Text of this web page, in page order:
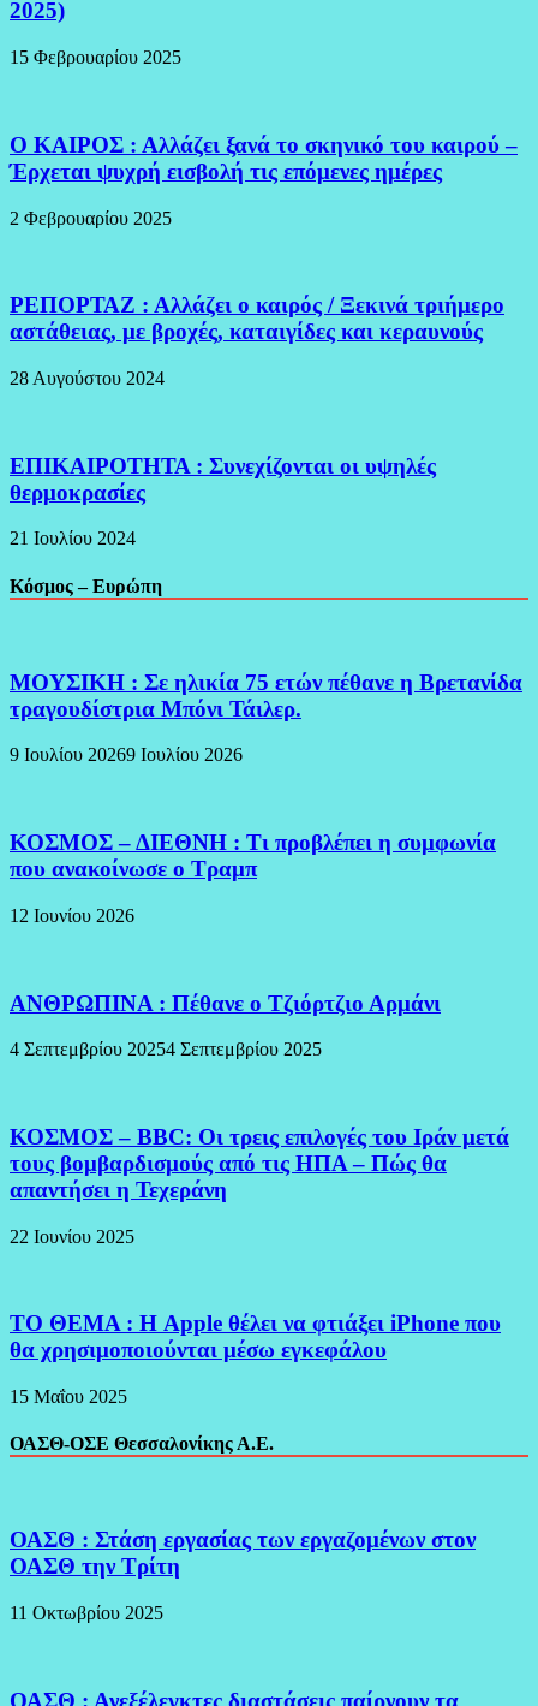
2025)
15 Φεβρουαρίου 2025
Ο ΚΑΙΡΟΣ : Αλλάζει ξανά το σκηνικό του καιρού –
Έρχεται ψυχρή εισβολή τις επόμενες ημέρες
2 Φεβρουαρίου 2025
ΡΕΠΟΡΤΑΖ : Αλλάζει ο καιρός / Ξεκινά τριήμερο
αστάθειας, με βροχές, καταιγίδες και κεραυνούς
28 Αυγούστου 2024
ΕΠΙΚΑΙΡΟΤΗΤΑ : Συνεχίζονται οι υψηλές
θερμοκρασίες
21 Ιουλίου 2024
Κόσμος – Ευρώπη
ΜΟΥΣΙΚΗ : Σε ηλικία 75 ετών πέθανε η Βρετανίδα
τραγουδίστρια Μπόνι Τάιλερ.
9 Ιουλίου 20269 Ιουλίου 2026
ΚΟΣΜΟΣ – ΔΙΕΘΝΗ : Τι προβλέπει η συμφωνία
που ανακοίνωσε ο Τραμπ
12 Ιουνίου 2026
ΑΝΘΡΩΠΙΝΑ : Πέθανε ο Τζιόρτζιο Αρμάνι
4 Σεπτεμβρίου 20254 Σεπτεμβρίου 2025
ΚΟΣΜΟΣ – BBC: Οι τρεις επιλογές του Ιράν μετά
τους βομβαρδισμούς από τις ΗΠΑ – Πώς θα
απαντήσει η Τεχεράνη
22 Ιουνίου 2025
ΤΟ ΘΕΜΑ : Η Apple θέλει να φτιάξει iPhone που
θα χρησιμοποιούνται μέσω εγκεφάλου
15 Μαΐου 2025
ΟΑΣΘ-ΟΣΕ Θεσσαλονίκης Α.Ε.
ΟΑΣΘ : Στάση εργασίας των εργαζομένων στον
ΟΑΣΘ την Τρίτη
11 Οκτωβρίου 2025
ΟΑΣΘ : Ανεξέλεγκτες διαστάσεις παίρνουν τα